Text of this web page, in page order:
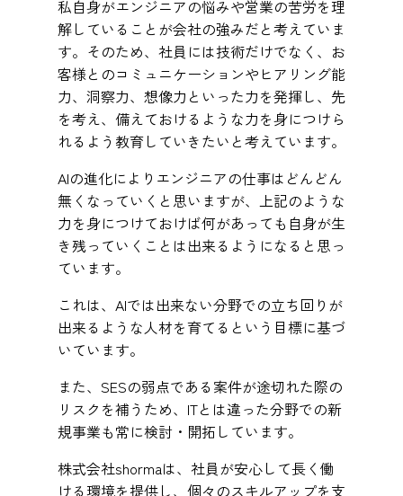
私自身がエンジニアの悩みや営業の苦労を理
解していることが会社の強みだと考えていま
す。そのため、社員には技術だけでなく、お
客様とのコミュニケーションやヒアリング能
力、洞察力、想像力といった力を発揮し、先
を考え、備えておけるような力を身につけら
れるよう教育していきたいと考えています。
AIの進化によりエンジニアの仕事はどんどん
無くなっていくと思いますが、上記のような
力を身につけておけば何があっても自身が生
き残っていくことは出来るようになると思っ
ています。
これは、AIでは出来ない分野での立ち回りが
出来るような人材を育てるという目標に基づ
いています。
また、SESの弱点である案件が途切れた際の
リスクを補うため、ITとは違った分野での新
規事業も常に検討・開拓しています。
株式会社shormaは、社員が安心して長く働
ける環境を提供し、個々のスキルアップを支